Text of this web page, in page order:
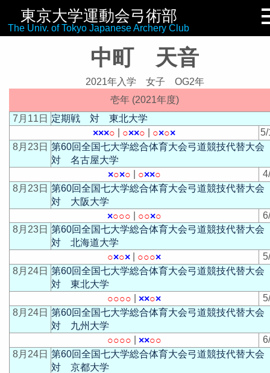
東京大学運動会弓術部
The Univ. of Tokyo Japanese Archery Club
リンク集
中町 天音
2021年入学 女子 OG2年
壱年 (2021年度)
7月11日 定期戦 対 東北大学
×××○ ○××○ ○×○×
8月23日 第60回全国七大学総合体育大会弓道競技代替大
対 名古屋大学
×○×○ ○××○
8月23日 第60回全国七大学総合体育大会弓道競技代替大
対 大阪大学
×○○○ ○○×○
8月23日 第60回全国七大学総合体育大会弓道競技代替大
対 北海道大学
○×○× ○○○×
8月24日 第60回全国七大学総合体育大会弓道競技代替大
対 東北大学
○○○○ ××○×
8月24日 第60回全国七大学総合体育大会弓道競技代替大
対 九州大学
○○○○ ××○○
8月24日 第60回全国七大学総合体育大会弓道競技代替大
対 京都大学